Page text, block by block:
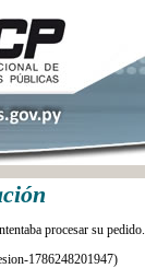
procesar su pedido.
1786248201947)